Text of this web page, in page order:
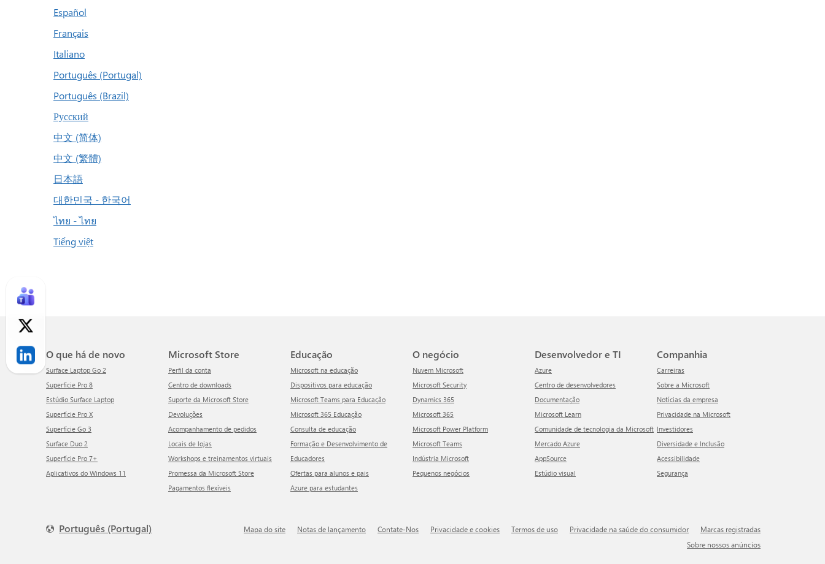
Español
Français
Italiano
Português (Portugal)
Português (Brazil)
Русский
中文 (简体)
中文 (繁體)
日本語
대한민국 - 한국어
ไทย - ไทย
Tiếng việt
O que há de novo
Surface Laptop Go 2
Superfície Pro 8
Estúdio Surface Laptop
Superfície Pro X
Superfície Go 3
Surface Duo 2
Superfície Pro 7+
Aplicativos do Windows 11
Microsoft Store
Perfil da conta
Centro de downloads
Suporte da Microsoft Store
Devoluções
Acompanhamento de pedidos
Locais de lojas
Workshops e treinamentos virtuais
Promessa da Microsoft Store
Pagamentos flexíveis
Educação
Microsoft na educação
Dispositivos para educação
Microsoft Teams para Educação
Microsoft 365 Educação
Consulta de educação
Formação e Desenvolvimento de
Educadores
Ofertas para alunos e pais
Azure para estudantes
O negócio
Nuvem Microsoft
Microsoft Security
Dynamics 365
Microsoft 365
Microsoft Power Platform
Microsoft Teams
Indústria Microsoft
Pequenos negócios
Desenvolvedor e TI
Azure
Centro de desenvolvedores
Documentação
Microsoft Learn
Comunidade de tecnologia da Microsoft
Mercado Azure
AppSource
Estúdio visual
Companhia
Carreiras
Sobre a Microsoft
Notícias da empresa
Privacidade na Microsoft
Investidores
Diversidade e Inclusão
Acessibilidade
Segurança
Português (Portugal) Mapa do site Notas de lançamento Contate-Nos Privacidade e cookies Termos de uso Privacidade na saúde do consumidor
Marcas registradas
Sobre nossos anúncios